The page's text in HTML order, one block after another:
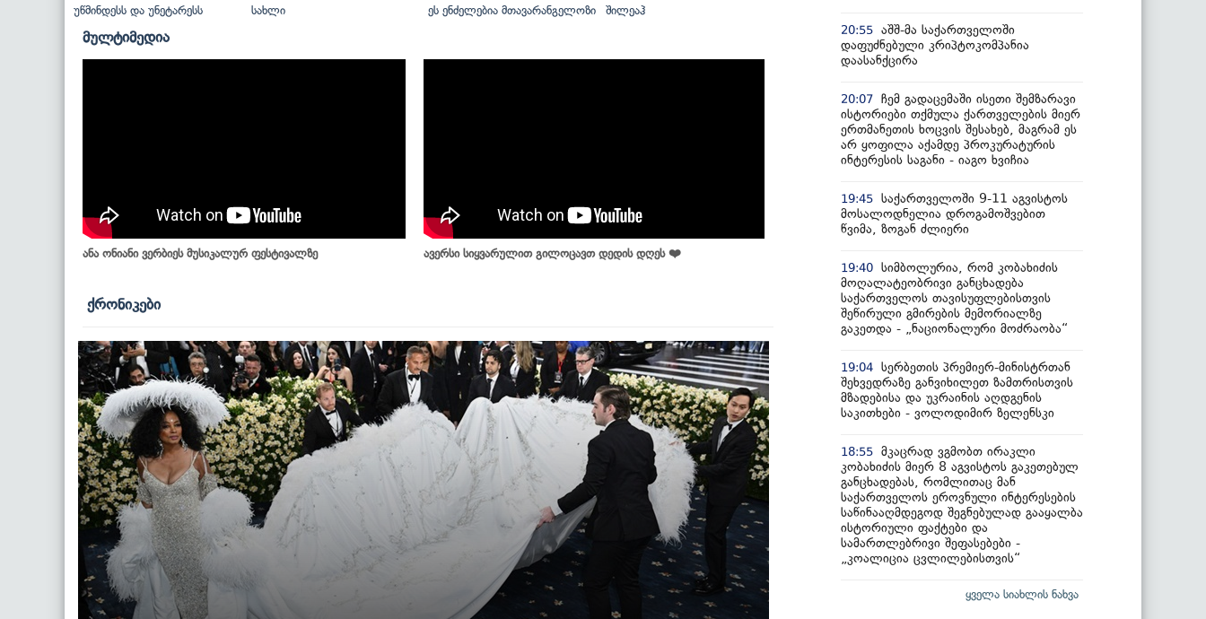
უწმინდესს და უნეტარესს სახლი ეს ენძელებია მთავარანგელოზი შილეაჰ
მულტიმედია
ანა ონიანი ვერბიეს მუსიკალურ ფესტივალზე ავერსი სიყვარულით გილოცავთ დედის დღეს ❤️
ქრონიკები
20:55 აშშ-მა საქართველოში
დაფუძნებული კრიპტოკომპანია
დაასანქცირა
20:07 ჩემ გადაცემაში ისეთი შემზარავი
ისტორიები თქმულა ქართველების მიერ
ერთმანეთის ხოცვის შესახებ, მაგრამ ეს
არ ყოფილა აქამდე პროკურატურის
ინტერესის საგანი - იაგო ხვიჩია
19:45 საქართველოში 9-11 აგვისტოს
მოსალოდნელია დროგამოშვებით
წვიმა, ზოგან ძლიერი
19:40 სიმბოლურია, რომ კობახიძის
მოღალატეობრივი განცხადება
საქართველოს თავისუფლებისთვის
შეწირული გმირების მემორიალზე
გაკეთდა - „ნაციონალური მოძრაობა“
19:04 სერბეთის პრემიერ-მინისტრთან
შეხვედრაზე განვიხილეთ ზამთრისთვის
მზადებისა და უკრაინის აღდგენის
საკითხები - ვოლოდიმირ ზელენსკი
18:55 მკაცრად ვგმობთ ირაკლი
კობახიძის მიერ 8 აგვისტოს გაკეთებულ
განცხადებას, რომლითაც მან
საქართველოს ეროვნული ინტერესების
საწინააღმდეგოდ შეგნებულად გააყალბა
ისტორიული ფაქტები და
სამართლებრივი შეფასებები -
„კოალიცია ცვლილებისთვის“
ყველა სიახლის ნახვა